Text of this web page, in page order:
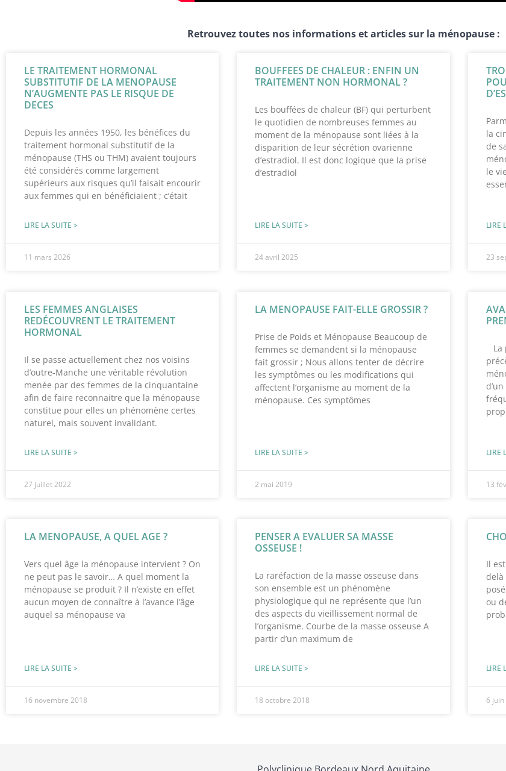
Retrouvez toutes nos informations et articles sur la ménopause :
LE TRAITEMENT HORMONAL
SUBSTITUTIF DE LA MENOPAUSE
N’AUGMENTE PAS LE RISQUE DE
DECES
Depuis les années 1950, les bénéfices du
traitement hormonal substitutif de la
ménopause (THS ou THM) avaient toujours
été considérés comme largement
supérieurs aux risques qu’il faisait encourir
aux femmes qui en bénéficiaient ; c’était
LIRE LA SUITE >
11 mars 2026
BOUFFEES DE CHALEUR : ENFIN UN
TRAITEMENT NON HORMONAL ?
Les bouffées de chaleur (BF) qui perturbent
le quotidien de nombreuses femmes au
moment de la ménopause sont liées à la
disparition de leur sécrétion ovarienne
d’estradiol. Il est donc logique que la prise
d’estradiol
LIRE LA SUITE >
24 avril 2025
la
de
le
LIRE
23
LES FEMMES ANGLAISES
REDÉCOUVRENT LE TRAITEMENT
HORMONAL
Il se passe actuellement chez nos voisins
d’outre-Manche une véritable révolution
menée par des femmes de la cinquantaine
afin de faire reconnaitre que la ménopause
constitue pour elles un phénomène certes
naturel, mais souvent invalidant.
LIRE LA SUITE >
27 juillet 2022
LA MENOPAUSE FAIT-ELLE GROSSIR ?
Prise de Poids et Ménopause Beaucoup de
femmes se demandent si la ménopause
fait grossir ; Nous allons tenter de décrire
les symptômes ou les modifications qui
affectent l’organisme au moment de la
ménopause. Ces symptômes
LIRE LA SUITE >
2 mai 2019
La
LIRE
13
LA MENOPAUSE, A QUEL AGE ?
Vers quel âge la ménopause intervient ? On
ne peut pas le savoir… A quel moment la
ménopause se produit ? Il n’existe en effet
aucun moyen de connaître à l’avance l’âge
auquel sa ménopause va
LIRE LA SUITE >
16 novembre 2018
PENSER A EVALUER SA MASSE
OSSEUSE !
La raréfaction de la masse osseuse dans
son ensemble est un phénomène
physiologique qui ne représente que l’un
des aspects du vieillissement normal de
l’organisme. Courbe de la masse osseuse A
partir d’un maximum de
LIRE LA SUITE >
18 octobre 2018
Il
ou
LIRE
6 juin